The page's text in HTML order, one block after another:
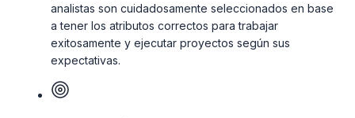
analistas son cuidadosamente seleccionados en base
a tener los atributos correctos para trabajar
exitosamente y ejecutar proyectos según sus
expectativas.